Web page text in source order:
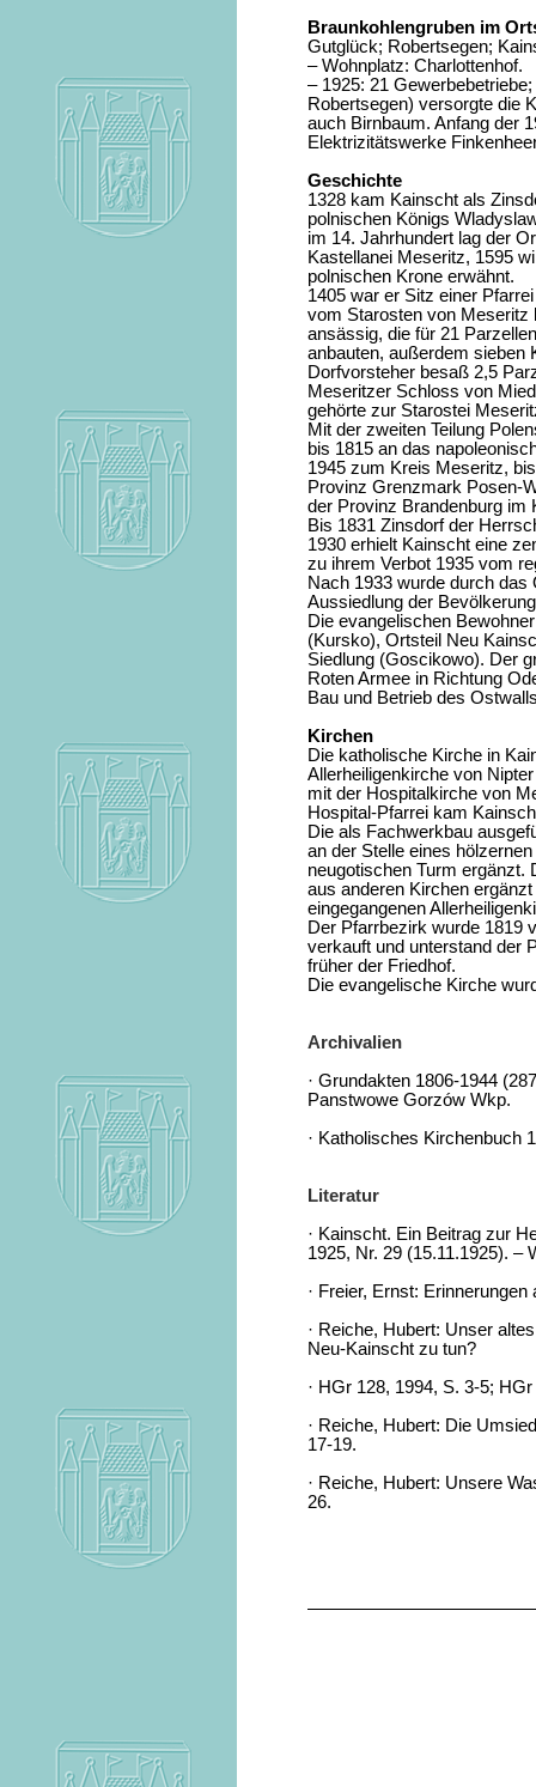
Braunkohlengruben im
Gutglück; Robertsegen;
– Wohnplatz: Charlottenhof.
– 1925: 21
Robertsegen) versorgte die
auch Birnbaum. Anfang der
Elektrizitätswerke
Geschichte
1328 kam Kainscht als
polnischen Königs
im 14. Jahrhundert lag der
Kastellanei Meseritz, 1595
polnischen Krone erwähnt.
1405 war er Sitz einer
vom Starosten von Meseritz
ansässig, die für 21
anbauten, außerdem sieben
Dorfvorsteher besaß 2,5
Meseritzer Schloss von
gehörte zur Starostei
Mit der zweiten Teilung
bis 1815 an das
1945 zum Kreis Meseritz,
Provinz Grenzmark Posen-
der Provinz Brandenburg im
Bis 1831 Zinsdorf der
1930 erhielt Kainscht eine
zu ihrem Verbot 1935 vom
Nach 1933 wurde durch
Aussiedlung der
Die evangelischen
(Kursko), Ortsteil Neu
Siedlung (Goscikowo). Der
Roten Armee in Richtung
Bau und Betrieb des
Kirchen
Die katholische Kirche in
Allerheiligenkirche von
mit der Hospitalkirche von
Hospital-Pfarrei kam
Die als Fachwerkbau
an der Stelle eines
neugotischen Turm ergänzt.
aus anderen Kirchen
eingegangenen
Der Pfarrbezirk wurde 1819
verkauft und unterstand der
früher der Friedhof.
Die evangelische Kirche
Archivalien
· Grundakten 1806-1944
Panstwowe Gorzów Wkp.
· Katholisches Kirchenbuch
Literatur
· Kainscht. Ein Beitrag zur
1925, Nr. 29 (15.11.1925). –
· Freier, Ernst:
· Reiche, Hubert: Unser
Neu-Kainscht zu tun?
· HGr 128, 1994, S. 3-5;
· Reiche, Hubert: Die
17-19.
· Reiche, Hubert: Unsere
26.